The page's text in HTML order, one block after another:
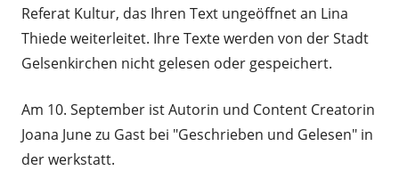
Referat Kultur, das Ihren Text ungeöffnet an Lina
Thiede weiterleitet. Ihre Texte werden von der Stadt
Gelsenkirchen nicht gelesen oder gespeichert.
Am 10. September ist Autorin und Content Creatorin
Joana June zu Gast bei "Geschrieben und Gelesen" in
der werkstatt.